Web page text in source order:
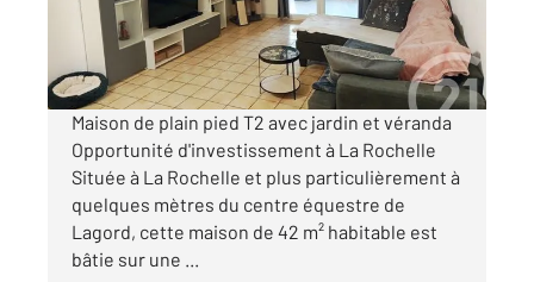
165 550 €
Visiter le site dédié
Maison de plain pied T2 avec jardin et véranda
Opportunité d'investissement à La Rochelle
Située à La Rochelle et plus particulièrement à
quelques mètres du centre équestre de
Lagord, cette maison de 42 m² habitable est
bâtie sur une ...